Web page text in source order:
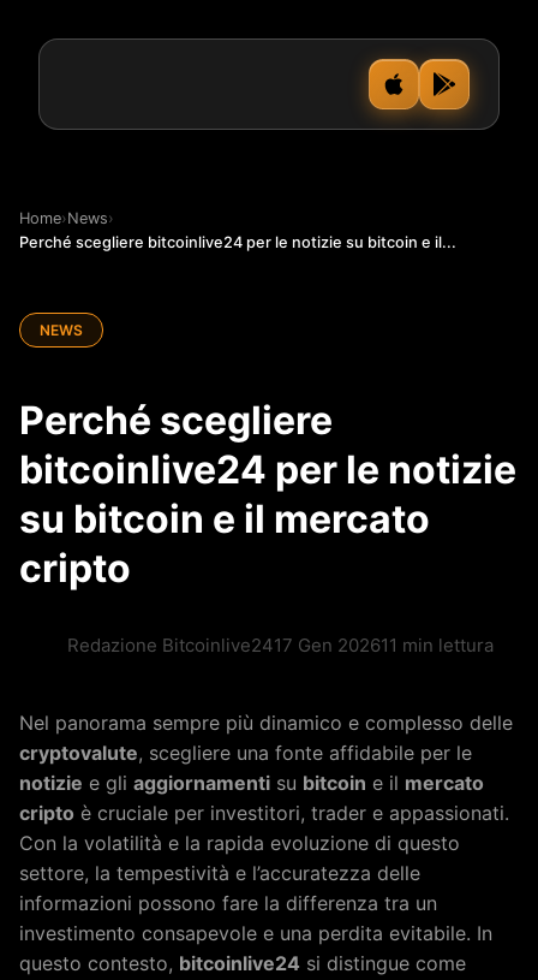
Home›News›
Perché scegliere bitcoinlive24 per le notizie su bitcoin e il...
NEWS
Perché scegliere
bitcoinlive24 per le notizie
su bitcoin e il mercato
cripto
Redazione Bitcoinlive2417 Gen 202611 min lettura
Nel panorama sempre più dinamico e complesso delle
cryptovalute, scegliere una fonte affidabile per le
notizie e gli aggiornamenti su bitcoin e il mercato
cripto è cruciale per investitori, trader e appassionati.
Con la volatilità e la rapida evoluzione di questo
settore, la tempestività e l’accuratezza delle
informazioni possono fare la differenza tra un
investimento consapevole e una perdita evitabile. In
questo contesto, bitcoinlive24 si distingue come